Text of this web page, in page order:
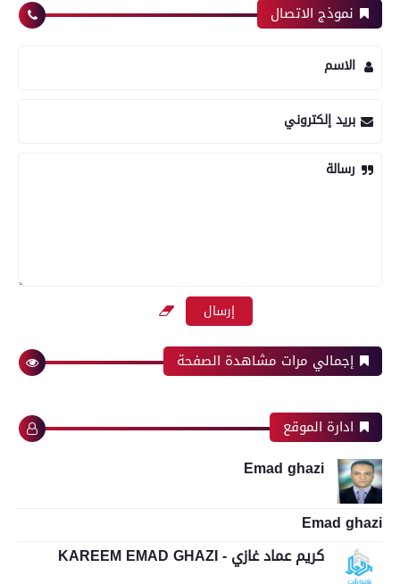
نموذج الاتصال
الاسم
بريد إلكتروني
رسالة
إجمالي مرات مشاهدة الصفحة
ادارة الموقع
Emad ghazi
Emad ghazi
كريم عماد غازي - KAREEM EMAD GHAZI